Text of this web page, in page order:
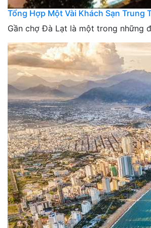
Tổng Hợp Một Vài Khách Sạn Trung
Gần chợ Đà Lạt là một trong những